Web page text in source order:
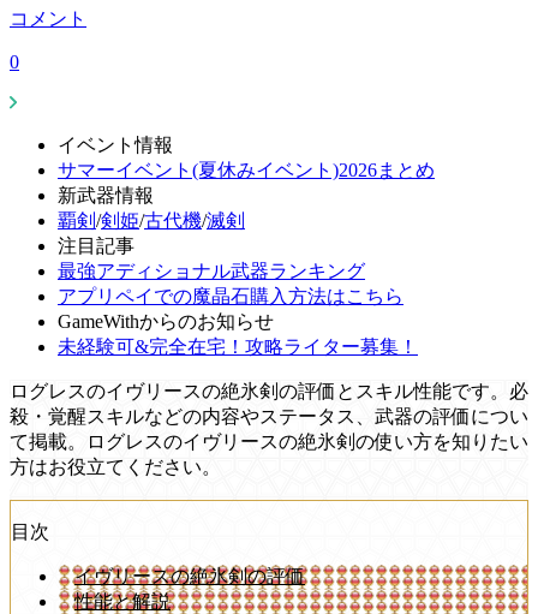
コメント
0
イベント情報
サマーイベント(夏休みイベント)2026まとめ
新武器情報
覇剣 /剣姫/古代機/滅剣
注目記事
最強アディショナル武器ランキング
アプリペイでの魔晶石購入方法はこちら
GameWithからのお知らせ
未経験可&完全在宅！攻略ライター募集！
ログレスのイヴリースの絶氷剣の評価とスキル性能です。必
殺・覚醒スキルなどの内容やステータス、武器の評価につい
て掲載。ログレスのイヴリースの絶氷剣の使い方を知りたい
方はお役立てください。
目次
イヴリースの絶氷剣の評価
性能と解説